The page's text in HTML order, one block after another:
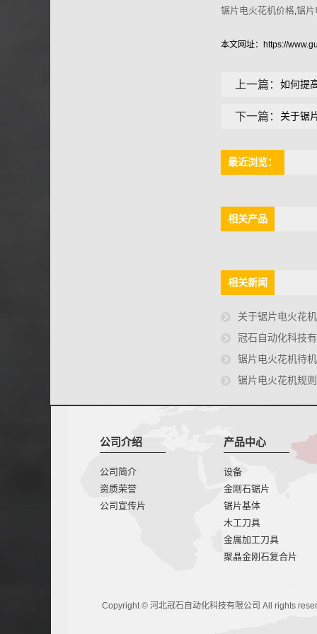
锯片电火花机价格,锯片
本文网址： https://
上一篇： 如何提
下一篇： 关于锯
最近浏览：
相关产品
相关新闻
关于锯片电火花机
冠石自动化科技
锯片电火花机待
锯片电火花机规
公司介绍
公司简介
资质荣誉
公司宣传片
产品中心
设备
金刚石锯片
锯片基体
木工刀具
金属加工刀具
聚晶金刚石复合片
Copyright © 河北冠石自动化科技有限公司 All rights